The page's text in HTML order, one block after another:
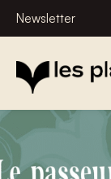
Newsletter